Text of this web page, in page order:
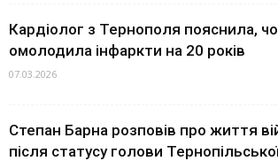
Кардіолог з Тернополя пояснила,
омолодила інфаркти на 20 років
07.03.2026
Степан Барна розповів про життя
після статусу голови